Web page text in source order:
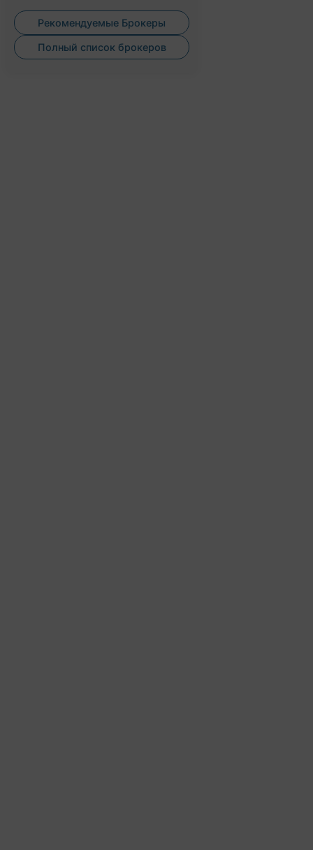
Рекомендуемые Брокеры
Полный список брокеров